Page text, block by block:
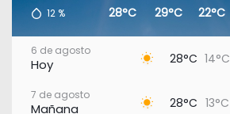
12 % 28°C 29°C 22°C
6 de agosto
Hoy 28°C 14°C
7 de agosto
Mañana 28°C 13°C